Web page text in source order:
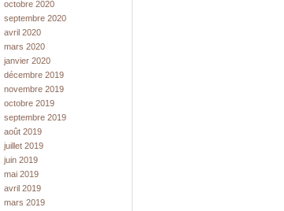
octobre 2020
septembre 2020
avril 2020
mars 2020
janvier 2020
décembre 2019
novembre 2019
octobre 2019
septembre 2019
août 2019
juillet 2019
juin 2019
mai 2019
avril 2019
mars 2019